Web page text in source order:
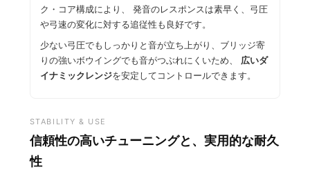
ク・コア構成により、 発音のレスポンスは素早く、弓圧
や弓速の変化に対する追従性も良好です。
少ない弓圧でもしっかりと音が立ち上がり、ブリッジ寄
りの強いボウイングでも音がつぶれにくいため、 広いダ
イナミックレンジを安定してコントロールできます。
STABILITY & USE
信頼性の高いチューニングと、実用的な耐久
性